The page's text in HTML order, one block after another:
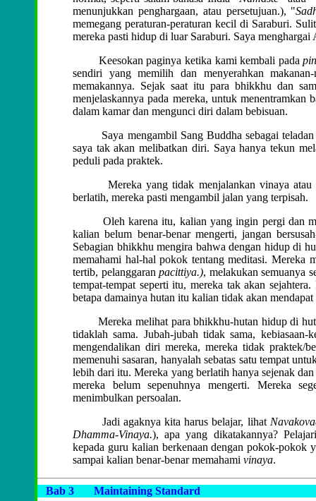
menunjukkan penghargaan, atau persetujuan.), "
memegang peraturan-peraturan kecil di Saraburi.
mereka pasti hidup di luar Saraburi. Saya
Keesokan paginya ketika kami kembali pada
sendiri yang memilih dan menyerahkan
memakannya. Sejak saat itu para bhikkhu dan
menjelaskannya pada mereka, untuk
dalam kamar dan mengunci diri dalam bebisuan.
Saya mengambil Sang Buddha sebagai teladan
saya tak akan melibatkan diri. Saya hanya tekun
peduli pada praktek.
Mereka yang tidak menjalankan vinaya atau
berlatih, mereka pasti mengambil jalan yang terpisah.
Oleh karena itu, kalian yang ingin pergi dan
kalian belum benar-benar mengerti, jangan
Sebagian bhikkhu mengira bahwa dengan hidup di
memahami hal-hal pokok tentang meditasi. Mereka
tertib, pelanggaranpacittiya.), melakukan semuanya
tempat-tempat seperti itu, mereka tak akan
betapa damainya hutan itu kalian tidak akan
Mereka melihat para bhikkhu-hutan hidup di
tidaklah sama. Jubah-jubah tidak sama,
mengendalikan diri mereka, mereka tidak praktek/
memenuhi sasaran, hanyalah sebatas satu tempat
lebih dari itu. Mereka yang berlatih hanya sejenak
mereka belum sepenuhnya mengerti. Mereka
menimbulkan persoalan.
Jadi agaknya kita harus belajar, lihat
Dhamma-Vinaya.), apa yang dikatakannya?
kepada guru kalian berkenaan dengan pokok-pokok
sampai kalian benar-benar memahami vinaya.
Bab 3
Maintaining Standard